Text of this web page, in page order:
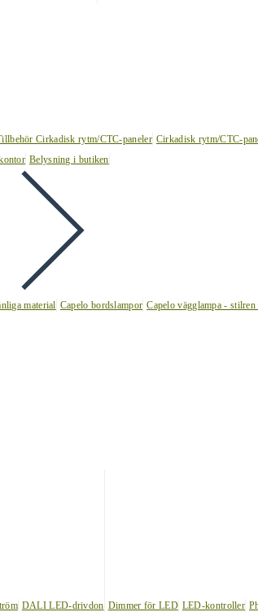
Cirkadisk rytm/CTC-paneler Cirkadisk rytm/CTC-
Belysning i butiken
material Capelo bordslampor Capelo vägglampa -
DALI LED-drivdon Dimmer för LED LED-kontroller